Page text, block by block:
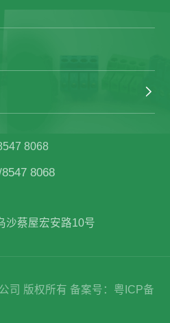
8068
8068
沙蔡屋宏安路10号
司 版权所有备案号： 粤ICP备